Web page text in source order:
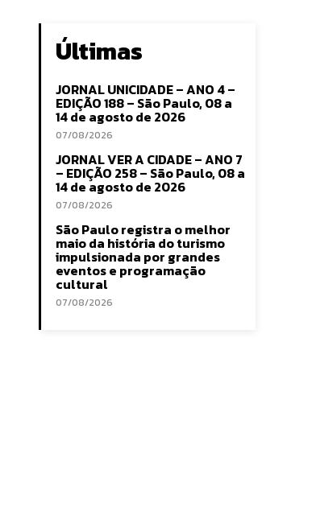
Últimas
JORNAL UNICIDADE – ANO 4 –
EDIÇÃO 188 – São Paulo, 08 a
14 de agosto de 2026
07/08/2026
JORNAL VER A CIDADE – ANO 7
– EDIÇÃO 258 – São Paulo, 08 a
14 de agosto de 2026
07/08/2026
São Paulo registra o melhor
maio da história do turismo
impulsionada por grandes
eventos e programação
cultural
07/08/2026